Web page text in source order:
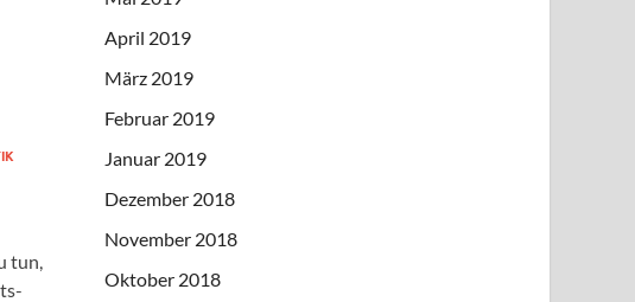
tun,
April 2019
März 2019
Februar 2019
Januar 2019
Dezember 2018
November 2018
Oktober 2018